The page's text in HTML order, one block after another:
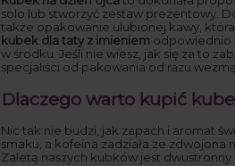
solo lub stworzyć zestaw prezentowy.
także opakowanie ulubionej kawy,
kubek dla taty z imieniem odpowiednio
w środku. Jeśli nie wiesz, jak się za to
specjaliści od pakowania od razu
Dlaczego warto kupić
Nic tak nie budzi, jak zapach i aromat
smaku, a kofeina zadziała ze zdwojona
Zaletą naszych kubków jest